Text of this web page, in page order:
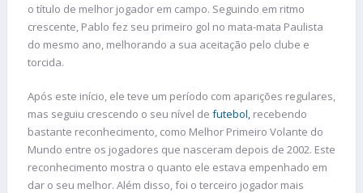
o título de melhor jogador em campo. Seguindo em ritmo
crescente, Pablo fez seu primeiro gol no mata-mata Paulista
do mesmo ano, melhorando a sua aceitação pelo clube e
torcida.
Após este início, ele teve um período com aparições regulares,
mas seguiu crescendo o seu nível de futebol, recebendo
bastante reconhecimento, como Melhor Primeiro Volante do
Mundo entre os jogadores que nasceram depois de 2002. Este
reconhecimento mostra o quanto ele estava empenhado em
dar o seu melhor. Além disso, foi o terceiro jogador mais